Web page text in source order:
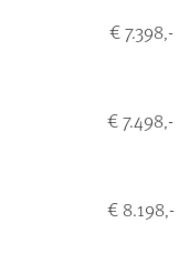
€ 7.398,-
€ 7.498,-
€ 8.198,-